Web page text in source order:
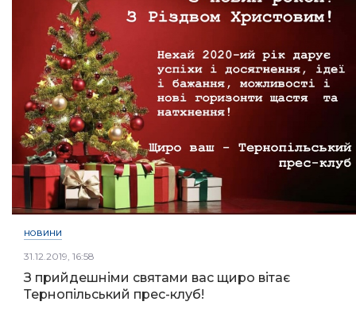
НОВИНИ
31.12.2019, 16:58
З прийдешніми святами вас щиро вітає
Тернопільський прес-клуб!